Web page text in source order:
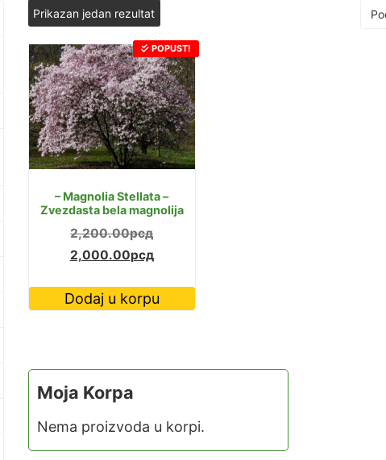
Prikazan jedan rezultat
POPUST!
– Magnolia Stellata –
Zvezdasta bela magnolija
2,200.00рсдOriginalna
cena
bila:
2,000.00рсдTrenutna
je:
Dodaj u korpu
Moja Korpa
Nema proizvoda u korpi.